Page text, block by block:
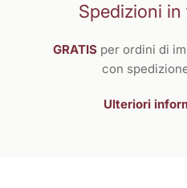
Spedizioni
GRATIS per ordini di
con
Ulteriori